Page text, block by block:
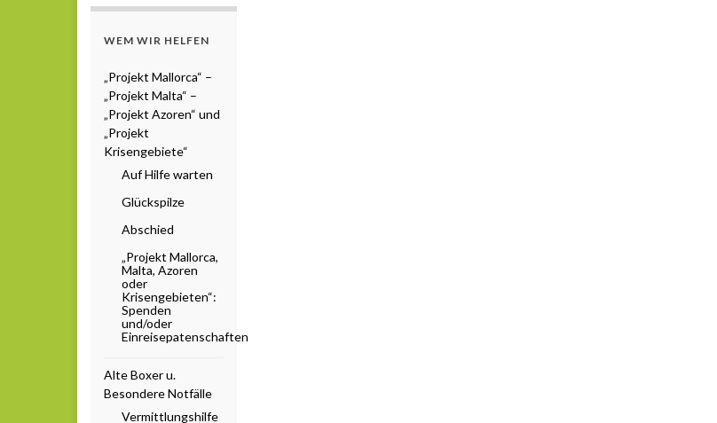
WEM WIR HELFEN
„Projekt Mallorca“ –
„Projekt Malta“ –
„Projekt Azoren“ und
„Projekt
Krisengebiete“
Auf Hilfe warten
Glückspilze
Abschied
„Projekt Mallorca,
Malta, Azoren
oder
Krisengebieten“:
Spenden
und/oder
Einreisepatenschaften
Alte Boxer u.
Besondere Notfälle
Vermittlungshilfe